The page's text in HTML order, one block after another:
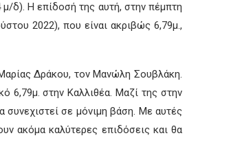
δ). Η επίδοσή της αυτή, στην πέμπτη
2022), που είναι ακριβώς 6,79μ.,
Δράκου, τον Μανώλη Σουβλάκη.
6,79μ. στην Καλλιθέα. Μαζί της στην
συνεχιστεί σε μόνιμη βάση. Με αυτές
ακόμα καλύτερες επιδόσεις και θα